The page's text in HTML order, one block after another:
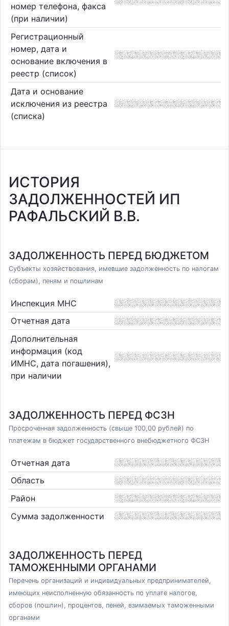
номер телефона, факса
(при наличии)
Регистрационный
номер, дата и
основание включения в
реестр (список)
Дата и основание
исключения из реестра
(списка)
ИСТОРИЯ
ЗАДОЛЖЕННОСТЕЙ ИП
РАФАЛЬСКИЙ В.В.
ЗАДОЛЖЕННОСТЬ ПЕРЕД БЮДЖЕТОМ
Субъекты хозяйствования, имевшие задолженность по налогам
(сборам), пеням и пошлинам
Инспекция МНС
Отчетная дата
Дополнительная
информация (код
ИМНС, дата погашения),
при наличии
ЗАДОЛЖЕННОСТЬ ПЕРЕД ФСЗН
Просроченная задолженность (свыше 100,00 рублей) по
платежам в бюджет государственного внебюджетного ФСЗН
Отчетная дата
Область
Район
Сумма задолженности
ЗАДОЛЖЕННОСТЬ ПЕРЕД
ТАМОЖЕННЫМИ ОРГАНАМИ
Перечень организаций и индивидуальных предпринимателей,
имеющих неисполненную обязанность по уплате налогов,
сборов (пошлин), процентов, пеней, взимаемых таможенными
органами